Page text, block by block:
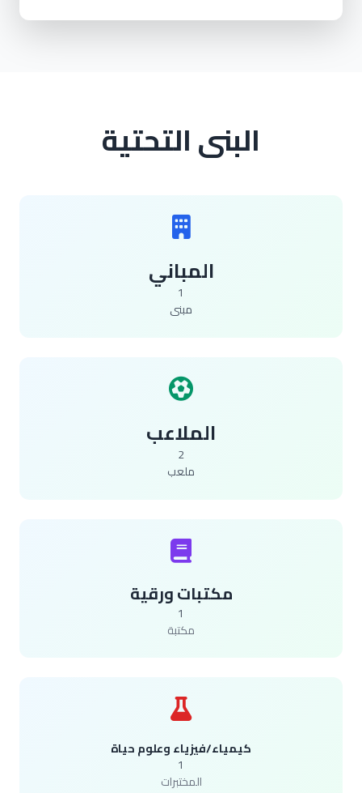
البنى التحتية
المباني
مبنى
الملاعب
2
ملعب
مكتبات ورقية
مكتبة
كيمياء/فيزياء وعلوم حياة
المختبرات